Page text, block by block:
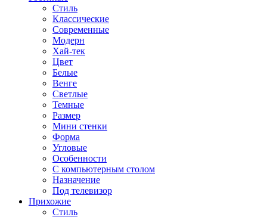
Стиль
Классические
Современные
Модерн
Хай-тек
Цвет
Белые
Венге
Светлые
Темные
Размер
Мини стенки
Форма
Угловые
Особенности
С компьютерным столом
Назначение
Под телевизор
Прихожие
Стиль